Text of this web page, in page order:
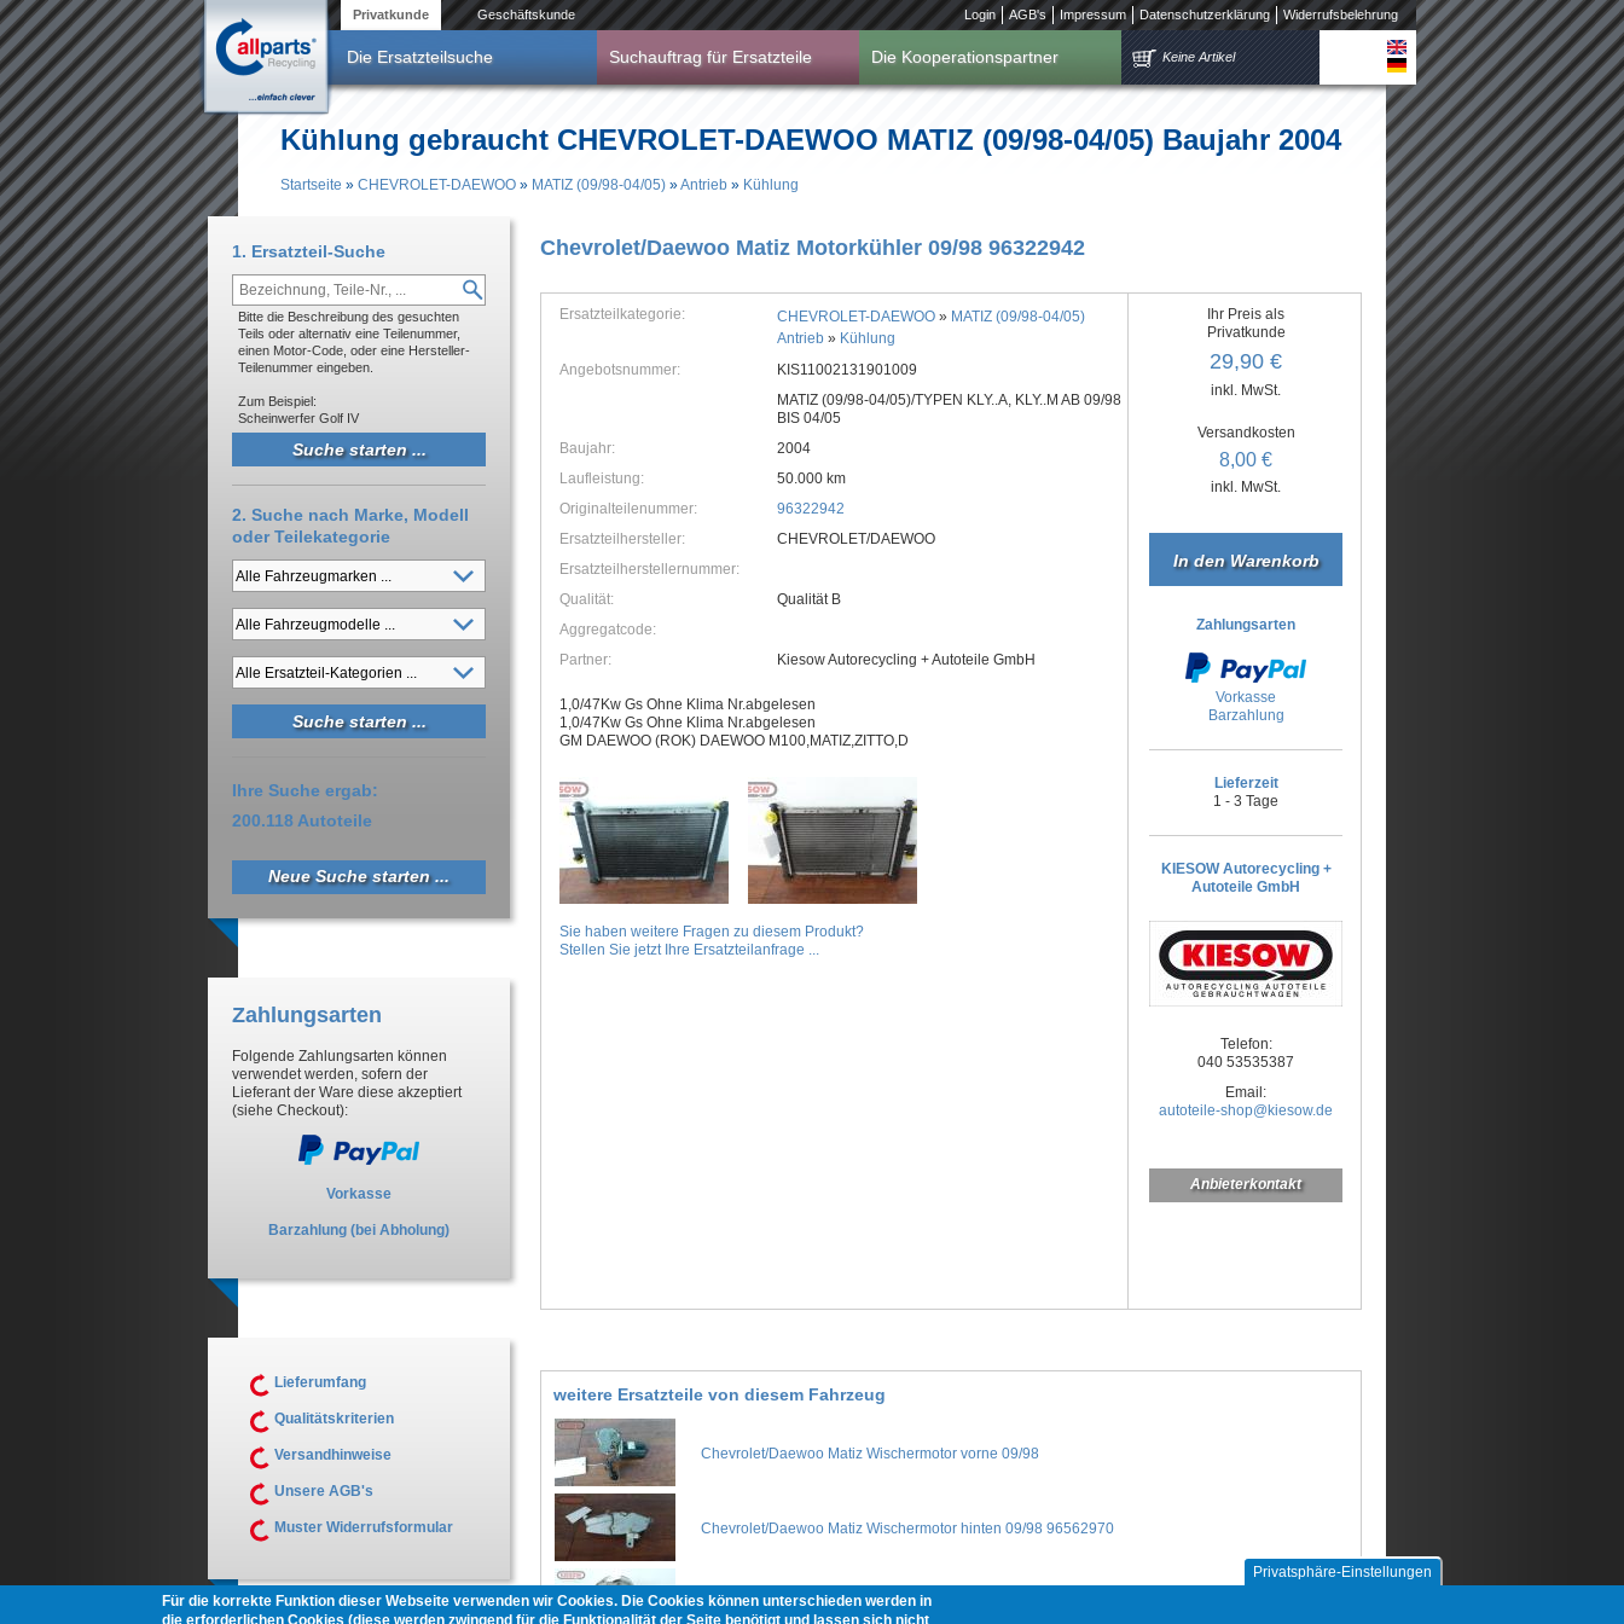
Direkt zum Inhalt Privatkunde Geschäftskunde Login AGB's Impressum Datenschutzerklärung Widerrufsbelehrung
Die Ersatzteilsuche Suchauftrag für Ersatzteile Die Kooperationspartner Keine Artikel
Kühlung gebraucht CHEVROLET-DAEWOO MATIZ (09/98-04/05) Baujahr 2004
Startseite » CHEVROLET-DAEWOO » MATIZ (09/98-04/05) »Antrieb » Kühlung
Chevrolet/Daewoo Matiz Motorkühler 09/98 96322942
Ersatzteilkategorie: CHEVROLET-DAEWOO » MATIZ (09/98-04/05)
Antrieb » Kühlung
Angebotsnummer:
KIS11002131901009
MATIZ (09/98-04/05)/TYPEN KLY..A, KLY..M AB 09/98
BIS 04/05
Baujahr:
2004
Laufleistung:
50.000 km
Originalteilenummer:
96322942
Ersatzteilhersteller:
CHEVROLET/DAEWOO
Ersatzteilherstellernummer:
Qualität:
Qualität B
Aggregatcode:
Partner:
Kiesow Autorecycling + Autoteile GmbH
1,0/47Kw Gs Ohne Klima Nr.abgelesen
1,0/47Kw Gs Ohne Klima Nr.abgelesen
GM DAEWOO (ROK) DAEWOO M100,MATIZ,ZITTO,D
Sie haben weitere Fragen zu diesem Produkt?
Stellen Sie jetzt Ihre Ersatzteilanfrage ...
Ihr Preis als
Privatkunde
29,90 €
inkl. MwSt.
Versandkosten
8,00 €
inkl. MwSt.
Zahlungsarten
Vorkasse
Barzahlung
Lieferzeit
1 - 3 Tage
KIESOW Autorecycling +
Autoteile GmbH
Telefon:
040 53535387
Email:
autoteile-shop@kiesow.de
Anbieterkontakt
weitere Ersatzteile von diesem Fahrzeug
Chevrolet/Daewoo Matiz Wischermotor vorne 09/98
Chevrolet/Daewoo Matiz Wischermotor hinten 09/98 96562970
Chevrolet/Daewoo Matiz Scheinwerfer links 09/98
1. Ersatzteil-Suche
Bitte die Beschreibung des gesuchten
Teils oder alternativ eine Teilenummer,
einen Motor-Code, oder eine Hersteller-
Teilenummer eingeben.
Zum Beispiel:
Scheinwerfer Golf IV
2. Suche nach Marke, Modell
oder Teilekategorie
Ihre Suche ergab:
200.118 Autoteile
Neue Suche starten ...
Zahlungsarten
Folgende Zahlungsarten können
verwendet werden, sofern der
Lieferant der Ware diese akzeptiert
(siehe Checkout):
Vorkasse
Barzahlung (bei Abholung)
Lieferumfang
Qualitätskriterien
Versandhinweise
Unsere AGB's
Muster Widerrufsformular
Privatsphäre-Einstellungen
Für die korrekte Funktion dieser Webseite verwenden wir Cookies. Die Cookies können unterschieden werden in
die erforderlichen Cookies (diese werden zwingend für die Funktionalität der Seite benötigt und lassen sich nicht